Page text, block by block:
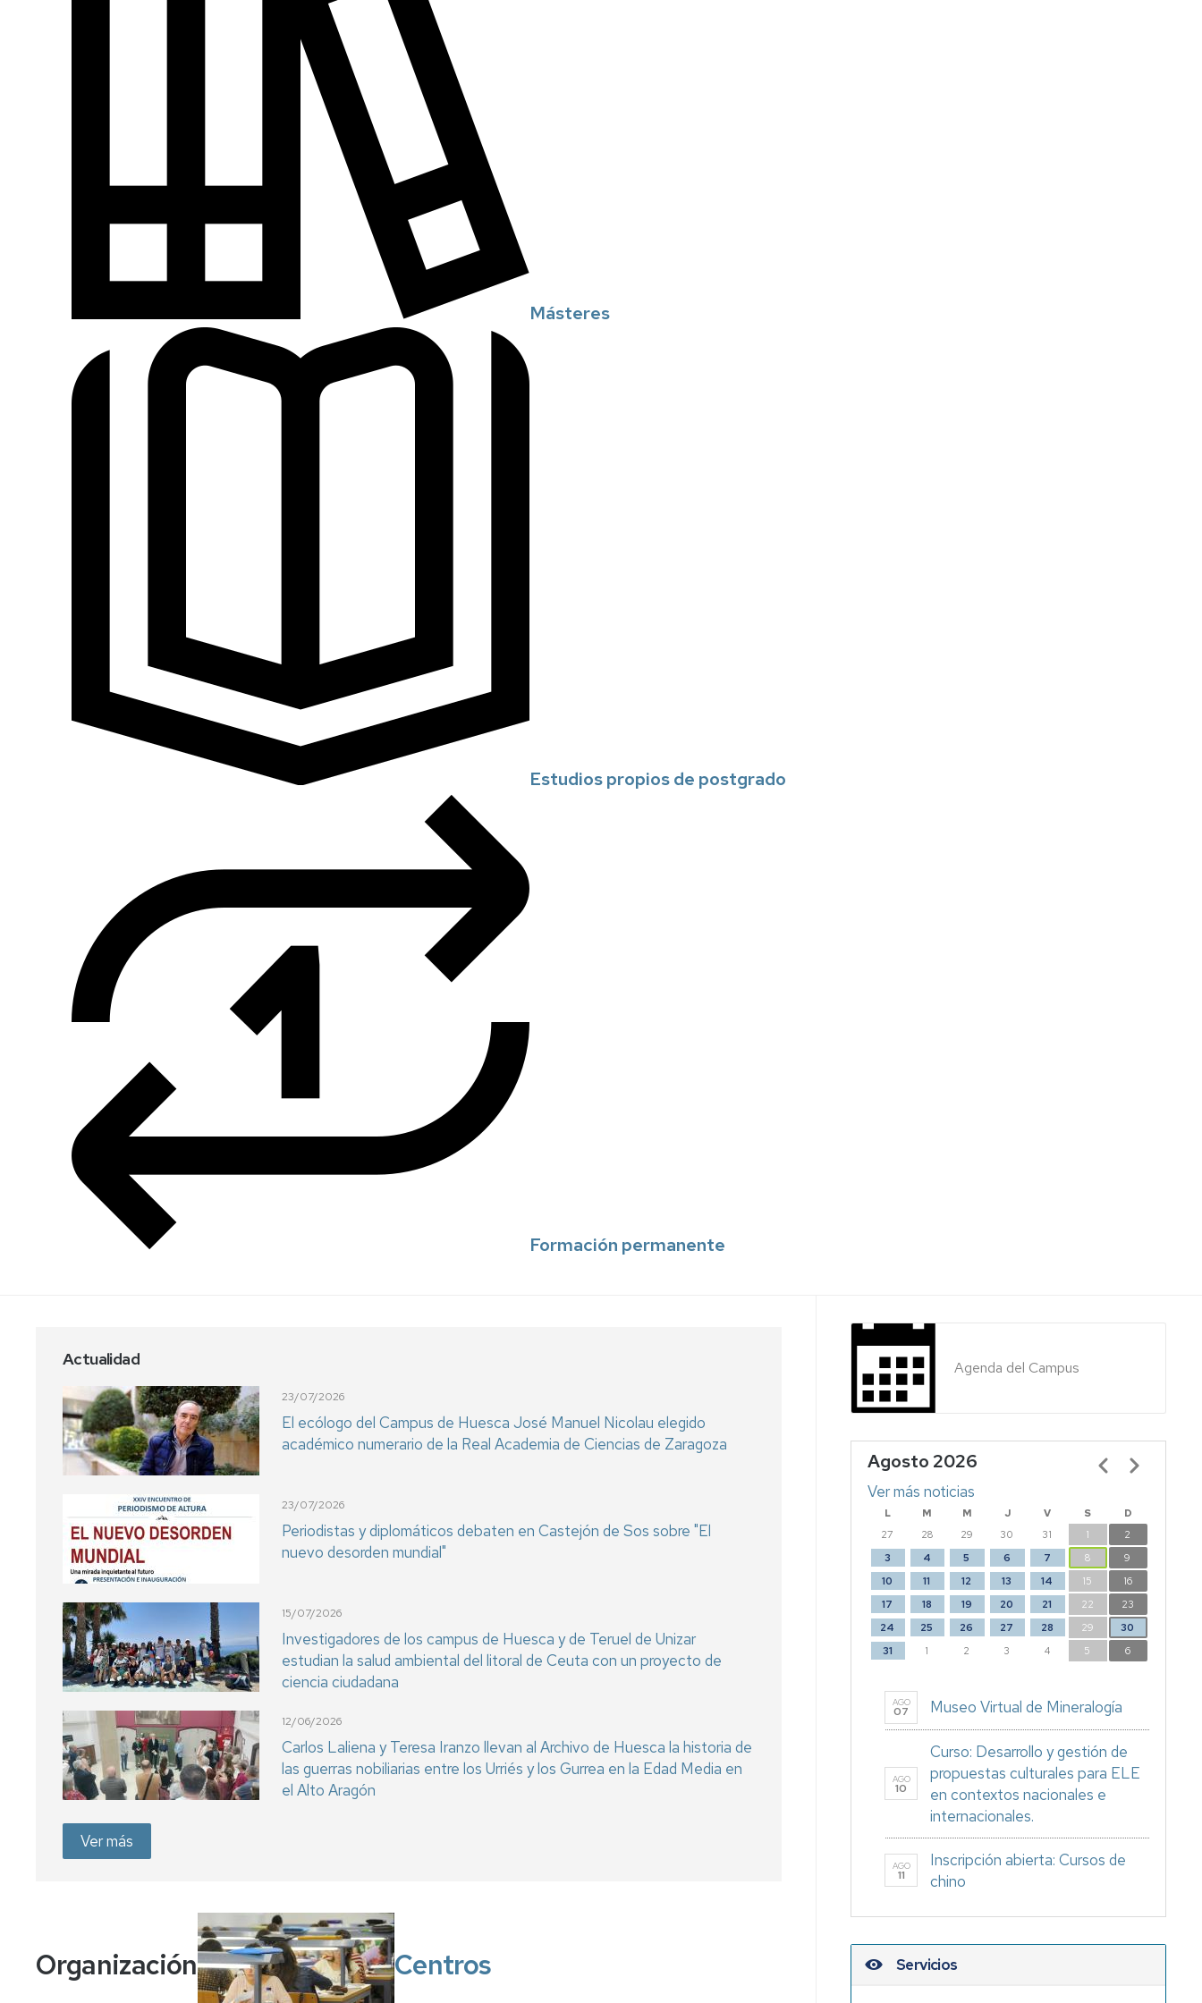
Másteres
Estudios propios de postgrado
Formación permanente
Actualidad
23/07/2026
El ecólogo del Campus de Huesca José Manuel Nicolau elegido
académico numerario de la Real Academia de Ciencias de Zaragoza
23/07/2026
Periodistas y diplomáticos debaten en Castejón de Sos sobre "El
nuevo desorden mundial"
15/07/2026
Investigadores de los campus de Huesca y de Teruel de Unizar
estudian la salud ambiental del litoral de Ceuta con un proyecto de
ciencia ciudadana
12/06/2026
Carlos Laliena y Teresa Iranzo llevan al Archivo de Huesca la historia de
las guerras nobiliarias entre los Urriés y los Gurrea en la Edad Media en
el Alto Aragón
Ver más
Organización Centros
Agenda del Campus
Agosto 2026
L M M J V S
D
27
28 29 30 31 1
2
3
4 5 6 7 8
9
10
11 12 13 14 15
16
17
18 19 20 21 22
23
24
25 26 27 28 29
30
31
1 2 3 4 5 6
Paginación
Ver más noticias
AGO
07 Museo Virtual de Mineralogía
AGO
10
Curso: Desarrollo y gestión de
propuestas culturales para ELE
en contextos nacionales e
internacionales.
AGO
11
Inscripción abierta: Cursos de
chino
Servicios